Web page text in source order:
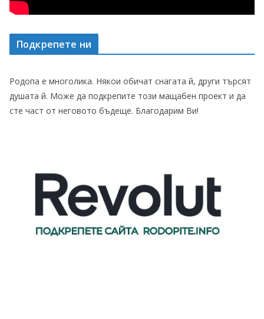
Подкрепете ни
Родопа е многолика. Някои обичат снагата й, други търсят
душата й. Може да подкрепите този мащабен проект и да
сте част от неговото бъдеще. Благодарим Ви!